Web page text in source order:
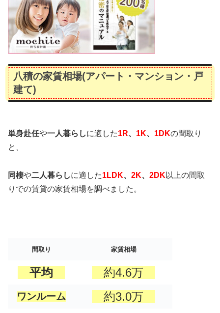
八積の家賃相場(アパート・マンション・戸
建て)
単身赴任や一人暮らしに適した1R、 1K、 1DKの間取り
と、
同棲や二人暮らしに適した1LDK、 2K、 2DK 以上の間取
りでの賃貸の家賃相場を調べました。
間取り 家賃相場
平均 約4.6万
ワンルーム 約3.0万